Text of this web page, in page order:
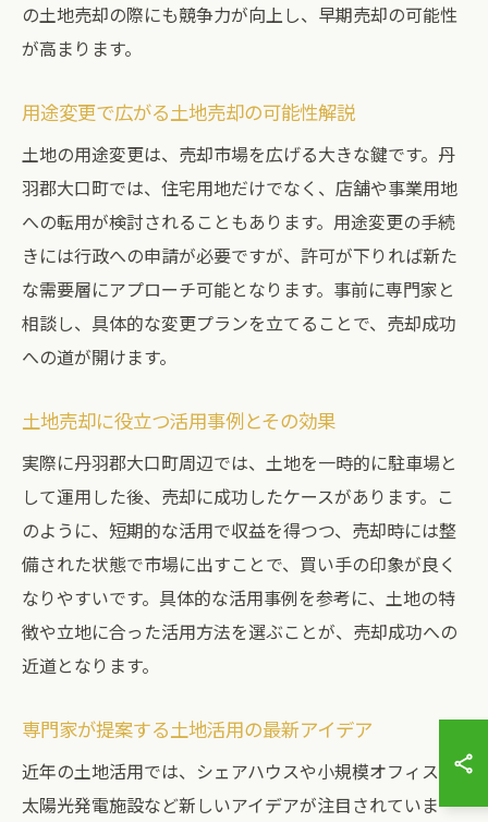
の土地売却の際にも競争力が向上し、早期売却の可能性
が高まります。
用途変更で広がる土地売却の可能性解説
土地の用途変更は、売却市場を広げる大きな鍵です。丹
羽郡大口町では、住宅用地だけでなく、店舗や事業用地
への転用が検討されることもあります。用途変更の手続
きには行政への申請が必要ですが、許可が下りれば新た
な需要層にアプローチ可能となります。事前に専門家と
相談し、具体的な変更プランを立てることで、売却成功
への道が開けます。
土地売却に役立つ活用事例とその効果
実際に丹羽郡大口町周辺では、土地を一時的に駐車場と
して運用した後、売却に成功したケースがあります。こ
のように、短期的な活用で収益を得つつ、売却時には整
備された状態で市場に出すことで、買い手の印象が良く
なりやすいです。具体的な活用事例を参考に、土地の特
徴や立地に合った活用方法を選ぶことが、売却成功への
近道となります。
専門家が提案する土地活用の最新アイデア
近年の土地活用では、シェアハウスや小規模オフィス、
太陽光発電施設など新しいアイデアが注目されていま